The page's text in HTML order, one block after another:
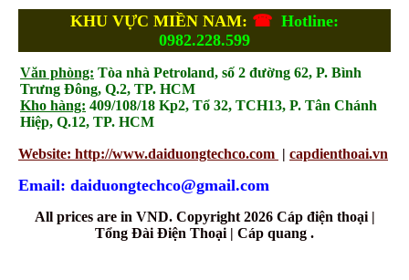
KHU VỰC MIỀN NAM: ☎ Hotline:
0982.228.599
Văn phòng: Tòa nhà Petroland, số 2 đường 62, P. Bình
Trưng Đông, Q.2, TP. HCM
Kho hàng: 409/108/18 Kp2, Tổ 32, TCH13, P. Tân Chánh
Hiệp, Q.12, TP. HCM
Website: http://www.daiduongtechco.com | capdienthoai.vn
Email: daiduongtechco@gmail.com
All prices are in VND. Copyright 2026 Cáp điện thoại |
Tổng Đài Điện Thoại | Cáp quang .